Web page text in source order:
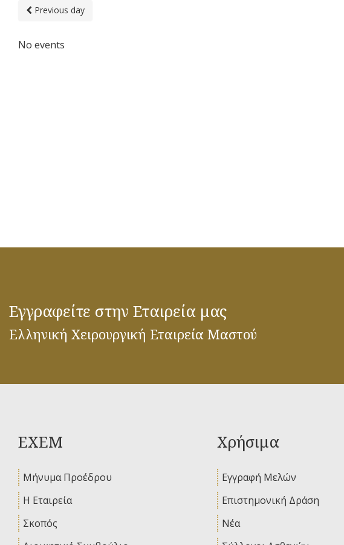
Previous day
No events
Εγγραφείτε στην Εταιρεία μας
Ελληνική Χειρουργική Εταιρεία Μαστού
ΕΧΕΜ
Μήνυμα Προέδρου
Η Εταιρεία
Σκοπός
Χρήσιμα
Εγγραφή Μελών
Επιστημονική Δράση
Νέα